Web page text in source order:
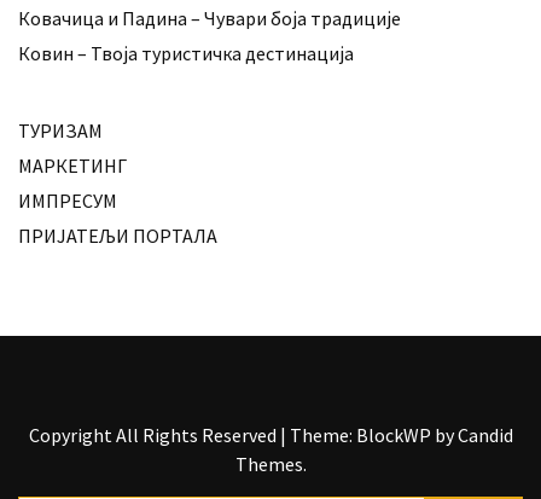
Ковачица и Падина – Чувари боја традиције
Ковин – Твоја туристичка дестинација
ТУРИЗАМ
МАРКЕТИНГ
ИМПРЕСУМ
ПРИЈАТЕЉИ ПОРТАЛА
Copyright All Rights Reserved | Theme: BlockWP byCandid
Themes.